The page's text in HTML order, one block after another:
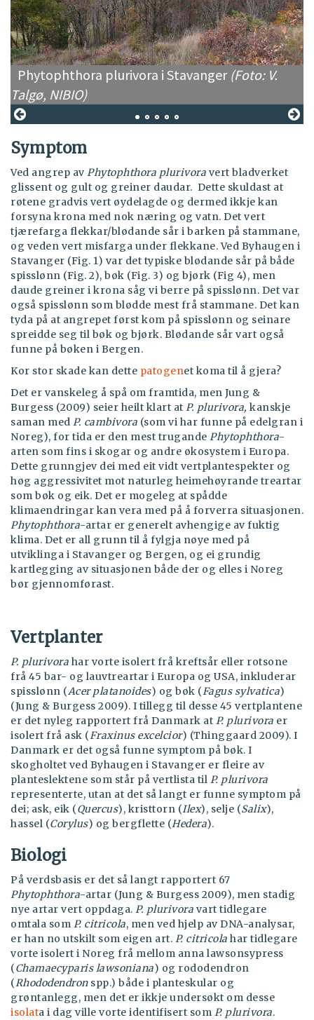
Phytophthora plurivora i Stavanger (Foto: V.
Talgø, NIBIO)
Symptom
Ved angrep av Phytophthora plurivora vert bladverket
glissent og gult og greiner daudar. Dette skuldast at
røtene gradvis vert øydelagde og dermed ikkje kan
forsyna krona med nok næring og vatn. Det vert
tjærefarga flekkar/blødande sår i barken på stammane,
og veden vert misfarga under flekkane. Ved Byhaugen i
Stavanger (Fig. 1) var det typiske blødande sår på både
spisslønn (Fig. 2), bøk (Fig. 3) og bjørk (Fig 4), men
daude greiner i krona såg vi berre på spisslønn. Det var
også spisslønn som blødde mest frå stammane. Det kan
tyda på at angrepet først kom på spisslønn og seinare
spreidde seg til bøk og bjørk. Blødande sår vart også
funne på bøken i Bergen.
Kor stor skade kan dette patogenet koma til å gjera?
Det er vanskeleg å spå om framtida, men Jung &
Burgess (2009) seier heilt klart at P. plurivora, kanskje
saman med P. cambivora (som vi har funne på edelgran i
Noreg), for tida er den mest trugande Phytophthora-
arten som fins i skogar og andre økosystem i Europa.
Dette grunngjev dei med eit vidt vertplantespekter og
høg aggressivitet mot naturleg heimehøyrande treartar
som bøk og eik. Det er mogeleg at spådde
klimaendringar kan vera med på å forverra situasjonen.
Phytophthora-artar er generelt avhengige av fuktig
klima. Det er all grunn til å fylgja nøye med på
utviklinga i Stavanger og Bergen, og ei grundig
kartlegging av situasjonen både der og elles i Noreg
bør gjennomførast.
Vertplanter
P. plurivora har vorte isolert frå kreftsår eller rotsone
frå 45 bar- og lauvtreartar i Europa og USA, inkluderar
spisslønn (Acer platanoides) og bøk (Fagus sylvatica)
(Jung & Burgess 2009). I tillegg til desse 45 vertplantene
er det nyleg rapportert frå Danmark at P. plurivora er
isolert frå ask (Fraxinus excelcior) (Thinggaard 2009). I
Danmark er det også funne symptom på bøk. I
skogholtet ved Byhaugen i Stavanger er fleire av
planteslektene som står på vertlista til P. plurivora
representerte, utan at det så langt er funne symptom på
dei; ask, eik (Quercus), kristtorn (Ilex), selje (Salix),
hassel (Corylus) og bergflette (Hedera).
Biologi
På verdsbasis er det så langt rapportert 67
Phytophthora-artar (Jung & Burgess 2009), men stadig
nye artar vert oppdaga. P. plurivora vart tidlegare
omtala som P. citricola, men ved hjelp av DNA-analysar,
er han no utskilt som eigen art. P. citricola har tidlegare
vorte isolert i Noreg frå mellom anna lawsonsypress
(Chamaecyparis lawsoniana) og rododendron
(Rhododendronspp.) både i planteskular og
grøntanlegg, men det er ikkje undersøkt om desse
isolata i dag ville vorte identifisert som P. plurivora.